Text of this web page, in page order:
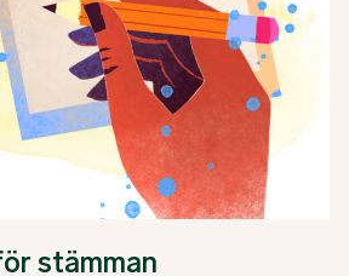
stämman